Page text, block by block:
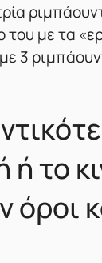
του με τα
3
το
όροι